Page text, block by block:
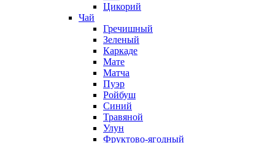
Цикорий
Чай
Гречишный
Зеленый
Каркаде
Мате
Матча
Пуэр
Ройбуш
Синий
Травяной
Улун
Фруктово-ягодный